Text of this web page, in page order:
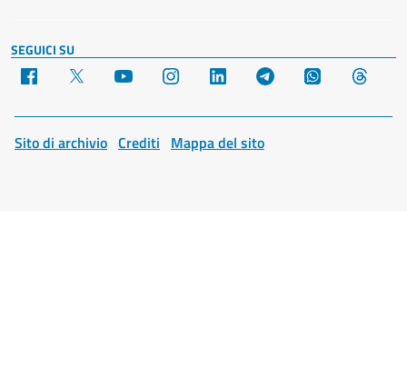
SEGUICI SU
Facebook YouTube Instagram LinkedIn Telegram WhatsApp
Sito di archivio Crediti Mappa del sito